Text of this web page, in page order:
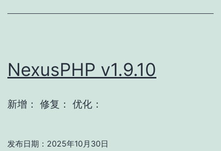
NexusPHP v1.9.10
新增： 修复： 优化：
发布日期： 2025年10月30日